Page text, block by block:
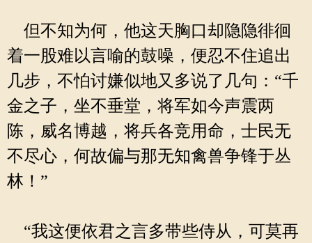
但不知为何，他这天胸口却隐隐徘徊
着一股难以言喻的鼓噪，便忍不住追出
几步，不怕讨嫌似地又多说了几句：“千
金之子，坐不垂堂，将军如今声震两
陈，威名博越，将兵各竞用命，士民无
不尽心，何故偏与那无知禽兽争锋于丛
林！”
“我这便依君之言多带些侍从，可莫再